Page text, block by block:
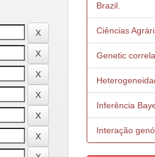
Brazil.
Ciências
Genetic
Inferência
Interação